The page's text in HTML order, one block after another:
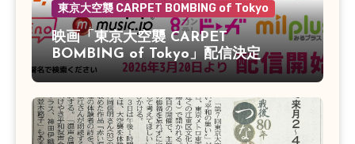
東京大空襲 CARPET BOMBING of Tokyo
映画「東京大空襲 CARPET
BOMBING of Tokyo」配信決定